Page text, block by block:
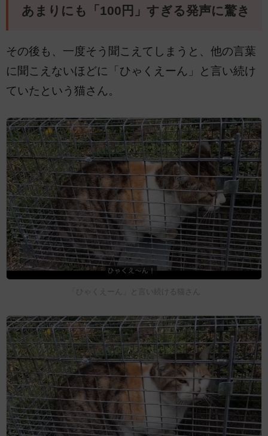
あまりにも「100円」すぎる発声に驚き
その後も、一度そう聞こえてしまうと、他の言葉
に聞こえないほどに「ひゃくえーん」と言い続け
ていたという猫さん。
「ひゃくえーん」と言い続ける猫さん